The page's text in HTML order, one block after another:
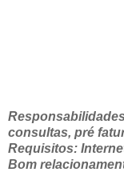
consultas, pré
Requisitos:
Bom